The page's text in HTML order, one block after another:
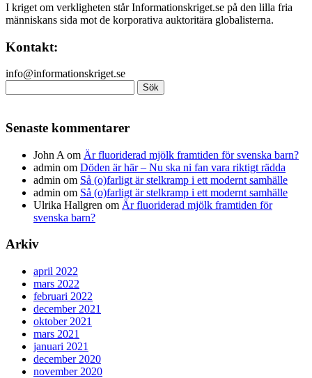
I kriget om verkligheten står Informationskriget.se på den lilla fria
människans sida mot de korporativa auktoritära globalisterna.
Kontakt:
info@informationskriget.se
efter:
Senaste kommentarer
John A om Är fluoriderad mjölk framtiden för svenska barn?
admin om Döden är här – Nu ska ni fan vara riktigt rädda
admin om Så (o)farligt är stelkramp i ett modernt samhälle
admin om Så (o)farligt är stelkramp i ett modernt samhälle
Ulrika Hallgren om Är fluoriderad mjölk framtiden för
svenska barn?
Arkiv
april 2022
mars 2022
februari 2022
december 2021
oktober 2021
mars 2021
januari 2021
december 2020
november 2020